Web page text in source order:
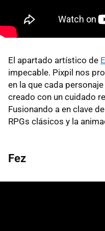
El apartado artístico de
impecable. Pixpil nos
en la que cada
creado con un cuidado
Fusionando a en clave
RPGs clásicos y la
Fez